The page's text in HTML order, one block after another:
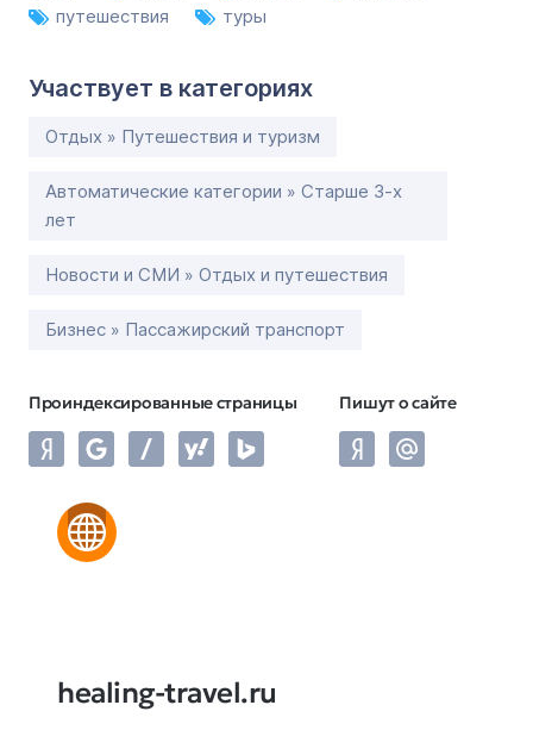
путешествия
туры
Участвует в категориях
Отдых » Путешествия и туризм
Автоматические категории » Старше 3-х
лет
Новости и СМИ » Отдых и путешествия
Бизнес » Пассажирский транспорт
Проиндексированные страницы Пишут о сайте
healing-travel.ru